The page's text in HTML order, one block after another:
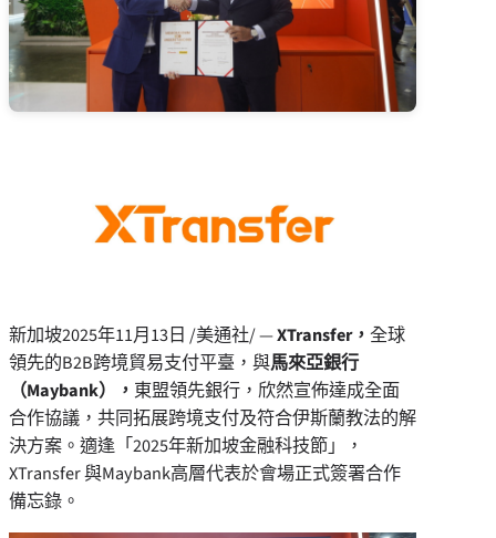
新加坡2025年11月13日 /美通社/ —XTransfer， 全球
領先的B2B跨境貿易支付平臺，與馬來亞銀行
（Maybank）， 東盟領先銀行，欣然宣佈達成全面
合作協議，共同拓展跨境支付及符合伊斯蘭教法的解
決方案。適逢「2025年新加坡金融科技節」，
XTransfer 與Maybank高層代表於會場正式簽署合作
備忘錄。